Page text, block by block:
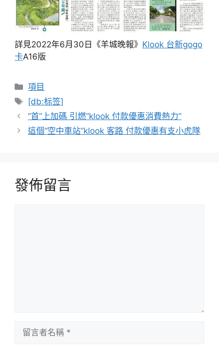
詳見2022年6月30日《羊城晚報》 Klook 台新gogo
卡A16版
分
類
項目
標
籤
[db:标签]
“首”上加碼 引燃“klook 付款優惠消費熱力”
這個“空中車站”klook 客路 付款優惠有支小虎隊
發佈留言